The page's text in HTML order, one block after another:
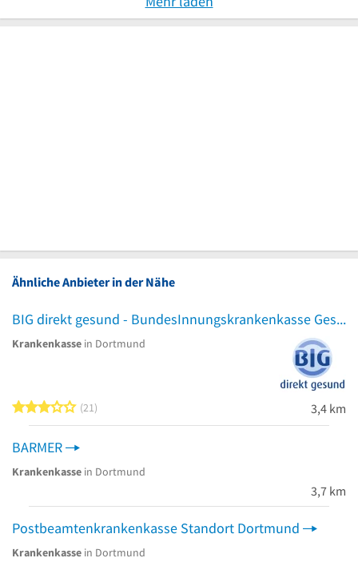
Ähnliche Anbieter in der Nähe
BIG direkt gesund - BundesInnungskrankenkasse Gesundheit
Krankenkasse in Dortmund
3 von 5 Sternen
21 3,4 km
BARMER
Krankenkasse in Dortmund
3,7 km
Postbeamtenkrankenkasse Standort Dortmund
Krankenkasse in Dortmund